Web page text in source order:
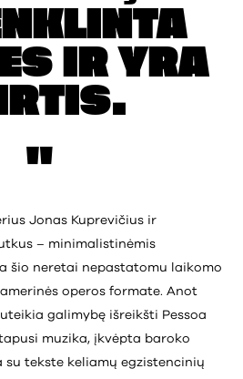
IR YRA
Jonas Kuprevičius ir
– minimalistinėmis
šio neretai nepastatomu laikomo
operos formate. Anot
galimybę išreikšti Pessoa
muzika, įkvėpta baroko
su tekste keliamų egzistencinių